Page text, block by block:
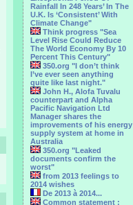
Rainfall In 248 Years’ In The
U.K. Is ‘Consistent’ With
Climate Change"
Think progress "Sea
Level Rise Could Reduce
The World Economy By 10
Percent This Century"
350.org "I don’t think
I’ve ever seen anything
quite like last night."
John H., Alofa Tuvalu
counterpart and Alpha
Pacific Navigation Ltd
Manager shares the
improvements of his energy
supply system at home in
Australia
350.org "Leaked
documents confirm the
worst"
from 2013 feelings to
2014 wishes
De 2013 à 2014...
Common statement :